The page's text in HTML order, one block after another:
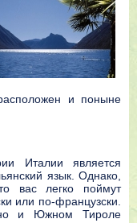
и поныне
Италии является
язык. Однако,
вас легко поймут
или по-французски.
и Южном Тироле